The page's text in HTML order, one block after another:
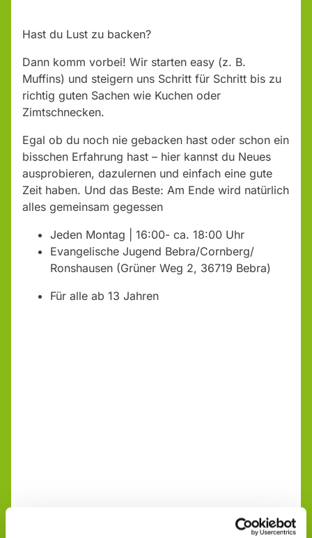
Hast du Lust zu backen?
Dann komm vorbei! Wir starten easy (z. B.
Muffins) und steigern uns Schritt für Schritt bis zu
richtig guten Sachen wie Kuchen oder
Zimtschnecken.
Egal ob du noch nie gebacken hast oder schon ein
bisschen Erfahrung hast – hier kannst du Neues
ausprobieren, dazulernen und einfach eine gute
Zeit haben. Und das Beste: Am Ende wird natürlich
alles gemeinsam gegessen
Jeden Montag | 16:00- ca. 18:00 Uhr
Evangelische Jugend Bebra/Cornberg/
Ronshausen (Grüner Weg 2, 36719 Bebra)
Für alle ab 13 Jahren